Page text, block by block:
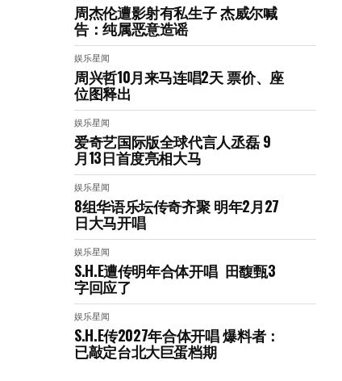
周杰伦遭影射有私生子 杰威尔喊
告：纯属恶意造谣
娱乐星闻
周兴哲10月来马连唱2天 票价、座
位图释出
娱乐星闻
爱奇艺国际版全球代言人丞磊 9
月13日首度亮相大马
娱乐星闻
8组华语乐坛传奇⻬聚 明年2月27
日大马开唱
娱乐星闻
S.H.E遭传明年合体开唱 田馥甄3
字回应了
娱乐星闻
S.H.E传2027年合体开唱 爆料者：
已敲定台北大巨蛋档期